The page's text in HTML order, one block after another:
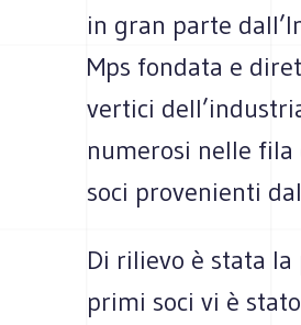
in gran parte
Mps fondata e
vertici
numerosi nelle
soci provenienti
Di rilievo è stata
primi soci vi è